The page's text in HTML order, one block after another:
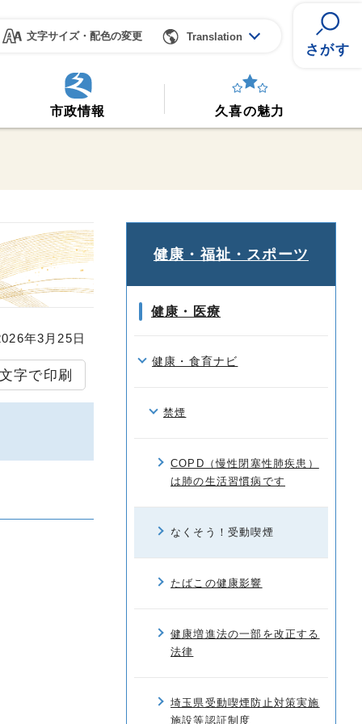
文字サイズ・配色の変更 Translation
さがす
市政情報 久喜の魅力
年3月25日
字で印刷
健康・福祉・スポーツ
健康・医療
健康・食育ナビ
禁煙
COPD（慢性閉塞性肺疾患）
は肺の生活習慣病です
なくそう！受動喫煙
たばこの健康影響
健康増進法の一部を改正する
法律
埼玉県受動喫煙防止対策実施
施設等認証制度